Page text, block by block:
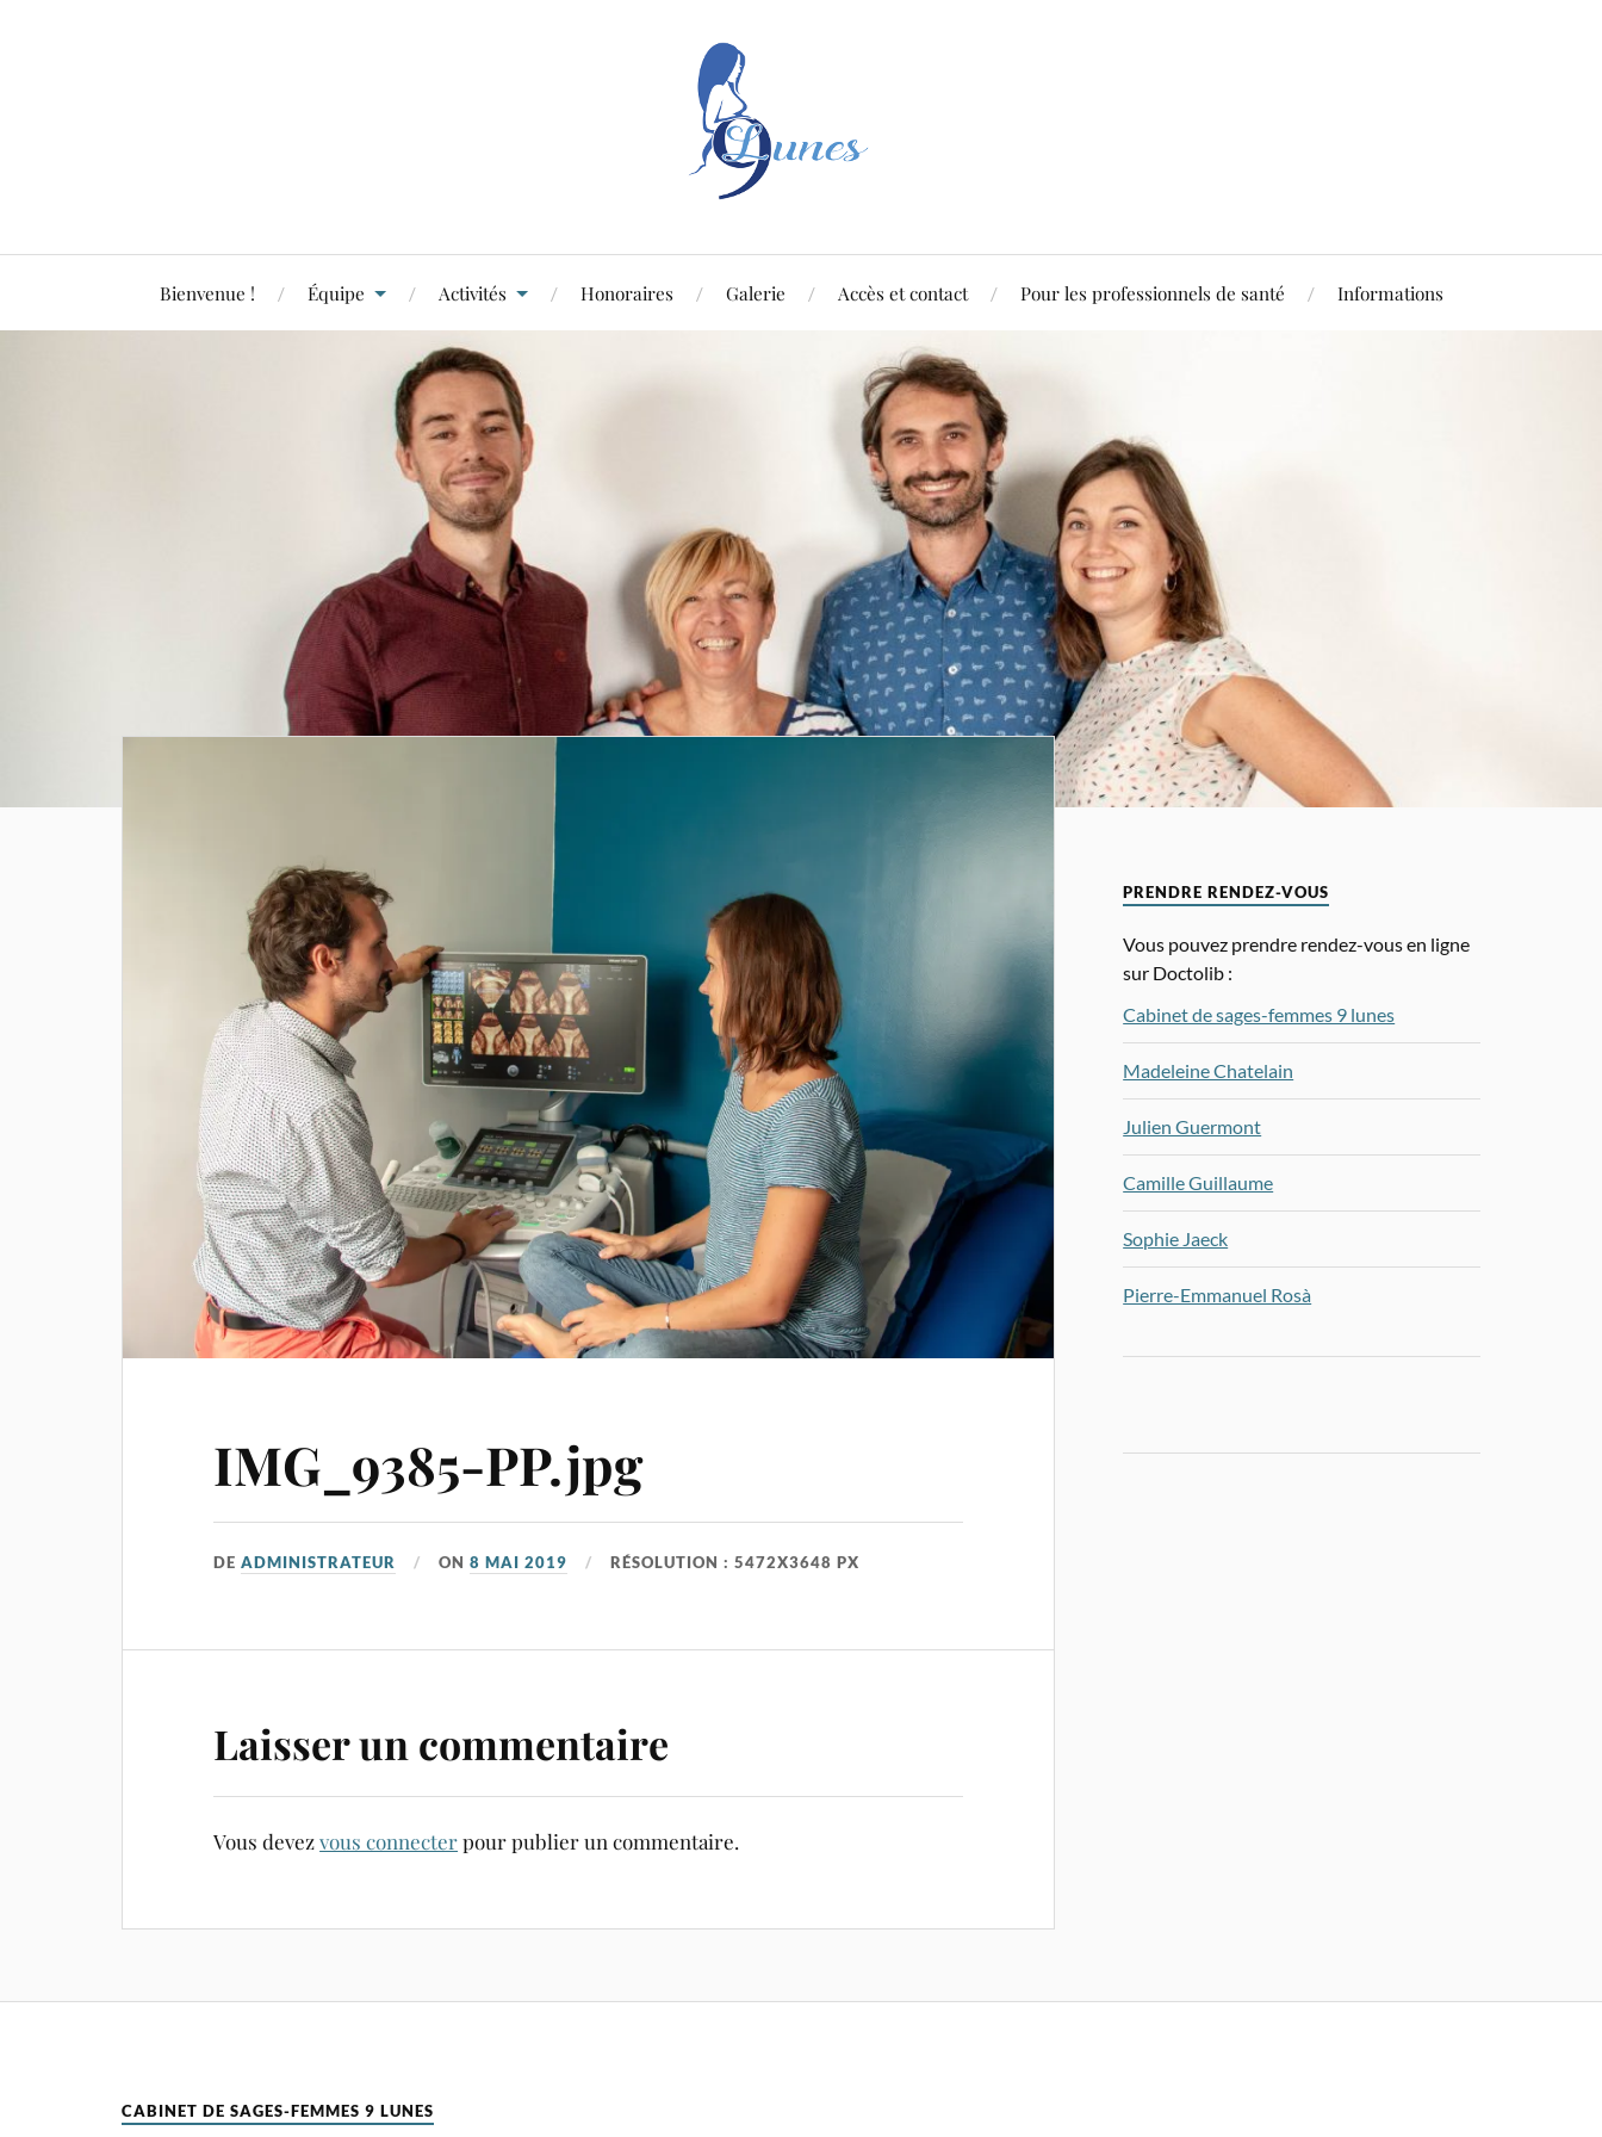
Bienvenue ! Équipe Activités Honoraires Galerie Accès et contact Pour les professionnels de santé Informations
IMG_9385-PP.jpg
DEADMINISTRATEUR ON8 MAI 2019 RÉSOLUTION : 5472X3648 PX
Laisser un commentaire
Vous devezvous connecterpour publier un commentaire.
PRENDRE RENDEZ-VOUS
Vous pouvez prendre rendez-vous en ligne
sur Doctolib :
Cabinet de sages-femmes 9 lunes
Madeleine Chatelain
Julien Guermont
Camille Guillaume
Sophie Jaeck
Pierre-Emmanuel Rosà
CABINET DE SAGES-FEMMES 9 LUNES